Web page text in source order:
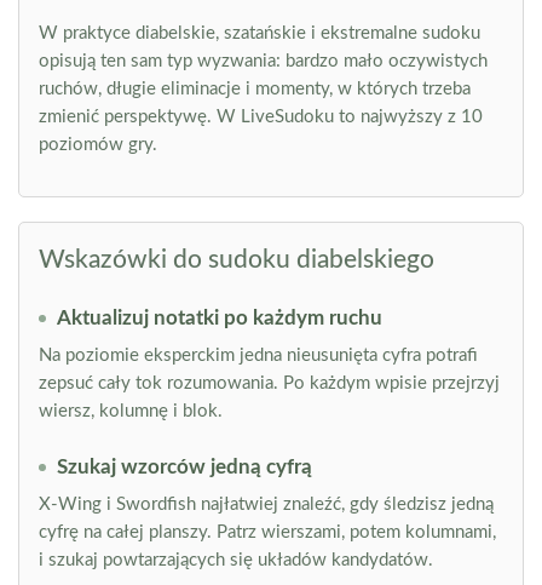
W praktyce diabelskie, szatańskie i ekstremalne sudoku
opisują ten sam typ wyzwania: bardzo mało oczywistych
ruchów, długie eliminacje i momenty, w których trzeba
zmienić perspektywę. W LiveSudoku to najwyższy z 10
poziomów gry.
Wskazówki do sudoku diabelskiego
Aktualizuj notatki po każdym ruchu
Na poziomie eksperckim jedna nieusunięta cyfra potrafi
zepsuć cały tok rozumowania. Po każdym wpisie przejrzyj
wiersz, kolumnę i blok.
Szukaj wzorców jedną cyfrą
X-Wing i Swordfish najłatwiej znaleźć, gdy śledzisz jedną
cyfrę na całej planszy. Patrz wierszami, potem kolumnami,
i szukaj powtarzających się układów kandydatów.